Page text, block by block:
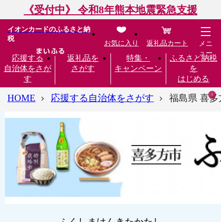
《受付中》 令和8年熊本地震緊急支援
イオンカードのふるさと納
税
応援する
自治体をさが
す
返礼品を
さがす
特集・
キャンペーン
ふるさと納税
を
はじめる
お気に入り 返礼品カート
メニ
ュー
HOME 応援する自治体をさがす 福島県 喜多